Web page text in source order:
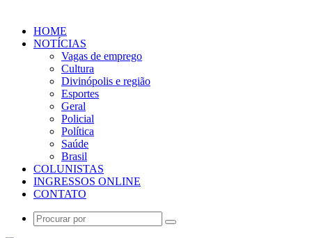
HOME
NOTÍCIAS
Vagas de emprego
Cultura
Divinópolis e região
Esportes
Geral
Policial
Política
Saúde
Brasil
COLUNISTAS
INGRESSOS ONLINE
CONTATO
Procurar